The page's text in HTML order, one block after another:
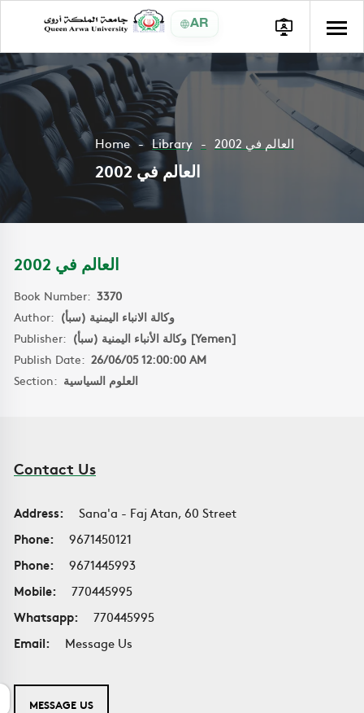
AR
Home Library العالم في 2002
العالم في 2002
العالم في 2002
Book Number: 3370
Author: وكالة الانباء اليمنية (سبأ)
Publisher:
وكالة الأنباء اليمنية (سبأ) [Yemen]
Publish Date: 26/06/05 12:00:00 AM
Section: العلوم السياسية
Contact Us
Address:
Sana'a - Faj Atan, 60 Street
Phone:
9671450121
Phone:
9671445993
Mobile:
770445995
Whatsapp:
770445995
Email:
Message Us
MESSAGE US